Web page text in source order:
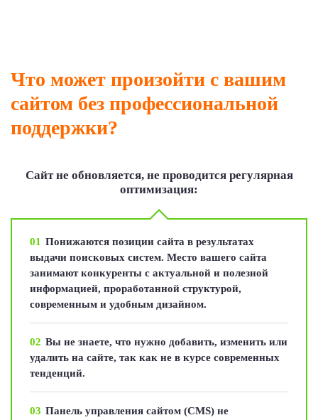
Что может произойти с вашим
сайтом без профессиональной
поддержки?
Сайт не обновляется, не проводится регулярная
оптимизация:
01 Понижаются позиции сайта в результатах
выдачи поисковых систем. Место вашего сайта
занимают конкуренты с актуальной и полезной
информацией, проработанной структурой,
современным и удобным дизайном.
02 Вы не знаете, что нужно добавить, изменить или
удалить на сайте, так как не в курсе современных
тенденций.
03 Панель управления сайтом (CMS) не